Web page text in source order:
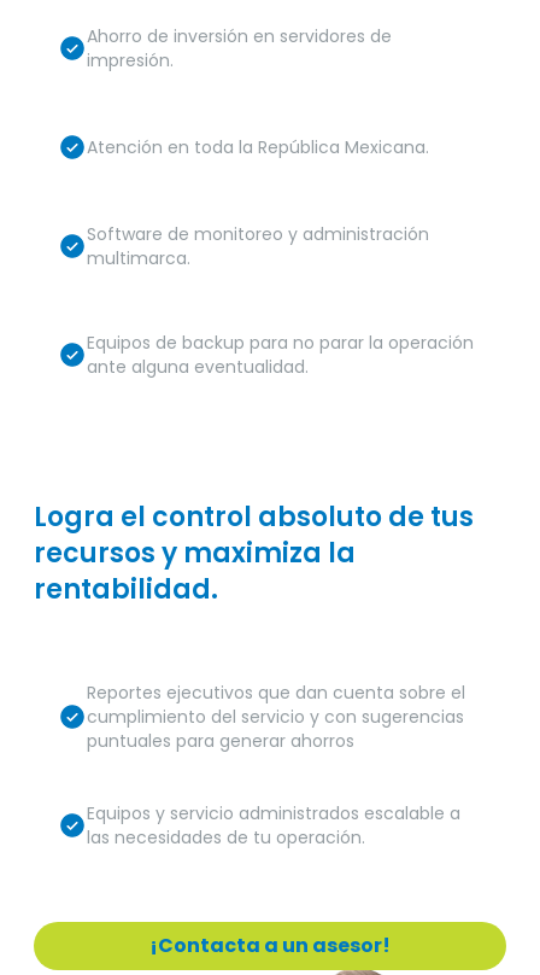
Ahorro de inversión en servidores de
impresión.
Atención en toda la República Mexicana.
Software de monitoreo y administración
multimarca.
Equipos de backup para no parar la operación
ante alguna eventualidad.
Logra el control absoluto de tus
recursos y maximiza la
rentabilidad.
Reportes ejecutivos que dan cuenta sobre el
cumplimiento del servicio y con sugerencias
puntuales para generar ahorros
Equipos y servicio administrados escalable a
las necesidades de tu operación.
¡Contacta a un asesor!